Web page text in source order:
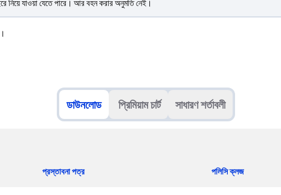
নিয়ে যাওয়া যেতে পারে। আর বহন করার অনুমতি নেই।
ডাউনলোড প্রিমিয়াম চার্ট সাধারণ শর্তাবলী
প্রস্তাবনা পত্র পলিসি ক্লজ